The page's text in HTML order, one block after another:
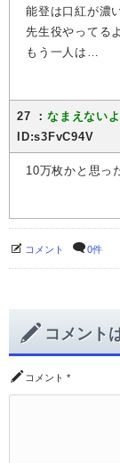
能登は口紅が濃
先生役やってる
もう一人は…
27 ：なまえない
ID:s3FvC94V
10万枚かと思っ
コメント 0件
コメント
コメント *